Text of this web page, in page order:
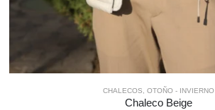
CHALECOS,OTOÑO - INVIERNO
Chaleco Beige